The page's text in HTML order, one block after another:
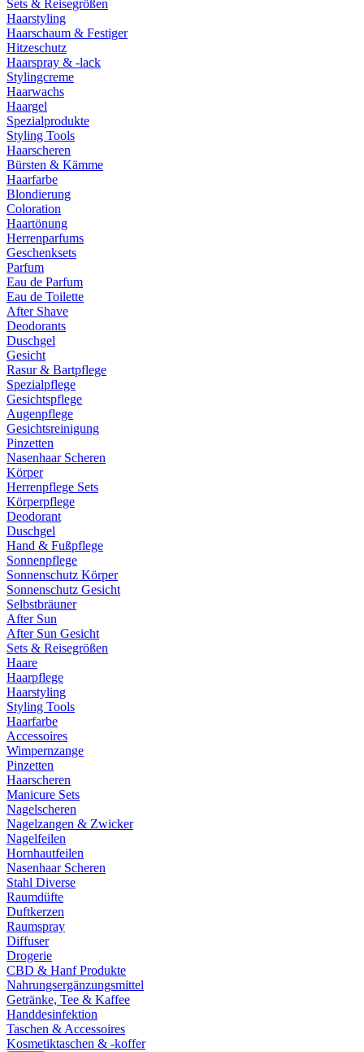
Sets & Reisegrößen
Haarstyling
Haarschaum & Festiger
Hitzeschutz
Haarspray & -lack
Stylingcreme
Haarwachs
Haargel
Spezialprodukte
Styling Tools
Haarscheren
Bürsten & Kämme
Haarfarbe
Blondierung
Coloration
Haartönung
Herrenparfums
Geschenksets
Parfum
Eau de Parfum
Eau de Toilette
After Shave
Deodorants
Duschgel
Gesicht
Rasur & Bartpflege
Spezialpflege
Gesichtspflege
Augenpflege
Gesichtsreinigung
Pinzetten
Nasenhaar Scheren
Körper
Herrenpflege Sets
Körperpflege
Deodorant
Duschgel
Hand & Fußpflege
Sonnenpflege
Sonnenschutz Körper
Sonnenschutz Gesicht
Selbstbräuner
After Sun
After Sun Gesicht
Sets & Reisegrößen
Haare
Haarpflege
Haarstyling
Styling Tools
Haarfarbe
Accessoires
Wimpernzange
Pinzetten
Haarscheren
Manicure Sets
Nagelscheren
Nagelzangen & Zwicker
Nagelfeilen
Hornhautfeilen
Nasenhaar Scheren
Stahl Diverse
Raumdüfte
Duftkerzen
Raumspray
Diffuser
Drogerie
CBD & Hanf Produkte
Nahrungsergänzungsmittel
Getränke, Tee & Kaffee
Handdesinfektion
Taschen & Accessoires
Kosmetiktaschen & -koffer